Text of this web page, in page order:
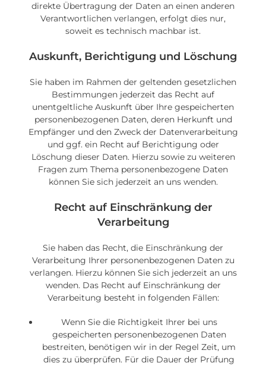
direkte Übertragung der Daten an einen anderen
Verantwortlichen verlangen, erfolgt dies nur,
soweit es technisch machbar ist.
Auskunft, Berichtigung und Löschung
Sie haben im Rahmen der geltenden gesetzlichen
Bestimmungen jederzeit das Recht auf
unentgeltliche Auskunft über Ihre gespeicherten
personenbezogenen Daten, deren Herkunft und
Empfänger und den Zweck der Datenverarbeitung
und ggf. ein Recht auf Berichtigung oder
Löschung dieser Daten. Hierzu sowie zu weiteren
Fragen zum Thema personenbezogene Daten
können Sie sich jederzeit an uns wenden.
Recht auf Einschränkung der
Verarbeitung
Sie haben das Recht, die Einschränkung der
Verarbeitung Ihrer personenbezogenen Daten zu
verlangen. Hierzu können Sie sich jederzeit an uns
wenden. Das Recht auf Einschränkung der
Verarbeitung besteht in folgenden Fällen:
Wenn Sie die Richtigkeit Ihrer bei uns
gespeicherten personenbezogenen Daten
bestreiten, benötigen wir in der Regel Zeit, um
dies zu überprüfen. Für die Dauer der Prüfung